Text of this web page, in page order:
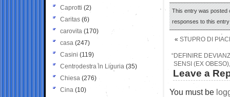
This entry was posted
responses to this
« STUPRO DI
“DEFINIRE
SENSI (EX
Leave a
You must be
Caprotti (2)
Caritas (6)
carovita (170)
casa (247)
Casini (119)
Centrodestra in Liguria (35)
Chiesa (276)
Cina (10)